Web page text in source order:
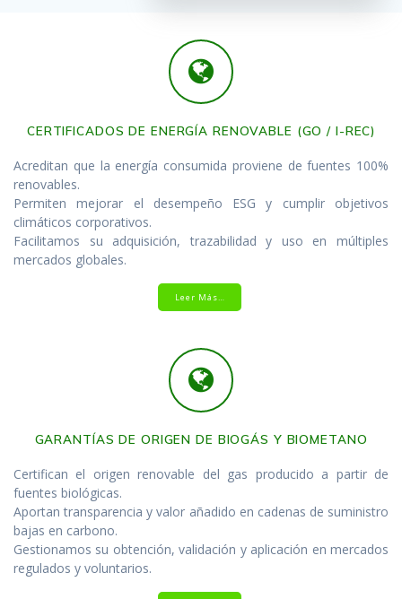
CERTIFICADOS DE ENERGÍA RENOVABLE (GO / I-REC)
Acreditan que la energía consumida proviene de fuentes 100%
renovables.
Permiten mejorar el desempeño ESG y cumplir objetivos
climáticos corporativos.
Facilitamos su adquisición, trazabilidad y uso en múltiples
mercados globales.
Leer Más…
GARANTÍAS DE ORIGEN DE BIOGÁS Y BIOMETANO
Certifican el origen renovable del gas producido a partir de
fuentes biológicas.
Aportan transparencia y valor añadido en cadenas de suministro
bajas en carbono.
Gestionamos su obtención, validación y aplicación en mercados
regulados y voluntarios.